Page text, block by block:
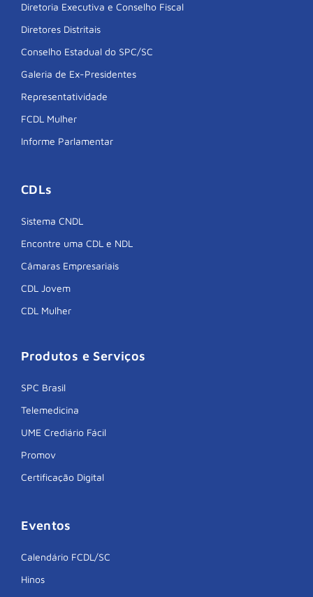
Diretoria Executiva e Conselho Fiscal
Diretores Distritais
Conselho Estadual do SPC/SC
Galeria de Ex-Presidentes
Representatividade
FCDL Mulher
Informe Parlamentar
CDLs
Sistema CNDL
Encontre uma CDL e NDL
Câmaras Empresariais
CDL Jovem
CDL Mulher
Produtos e Serviços
SPC Brasil
Telemedicina
UME Crediário Fácil
Promov
Certificação Digital
Eventos
Calendário FCDL/SC
Hinos